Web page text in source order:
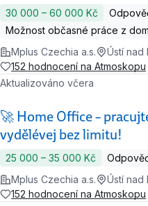
30 000 ‍–‍ 60 000 Kč
Možnost občasné práce z
Mplus Czechia a.s.
Ústí nad
152 hodnocení na Atmoskopu
🚀 Home Office –
vydělévej bez limitu!
Aktualizováno včera
25 000 ‍–‍ 35 000 Kč
Mplus Czechia a.s.
Ústí nad
152 hodnocení na Atmoskopu